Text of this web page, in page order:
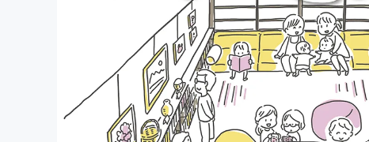
映像・映画
ビジネス・起業
まちづくり・地域活性化